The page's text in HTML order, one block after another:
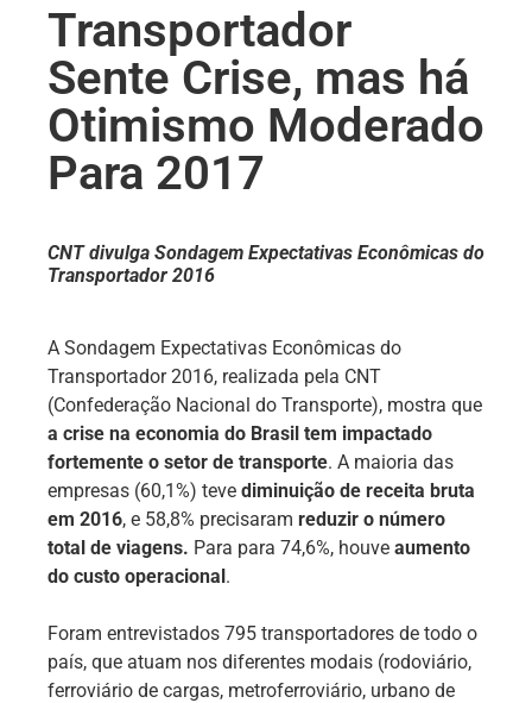
Transportador
Sente Crise, mas há
Otimismo Moderado
Para 2017
CNT divulga Sondagem Expectativas Econômicas do
Transportador 2016
A Sondagem Expectativas Econômicas do
Transportador 2016, realizada pela CNT
(Confederação Nacional do Transporte), mostra que
a crise na economia do Brasil tem impactado
fortemente o setor de transporte. A maioria das
empresas (60,1%) teve diminuição de receita bruta
em 2016, e 58,8% precisaram reduzir o número
total de viagens. Para para 74,6%, houve aumento
do custo operacional.
Foram entrevistados 795 transportadores de todo o
país, que atuam nos diferentes modais (rodoviário,
ferroviário de cargas, metroferroviário, urbano de